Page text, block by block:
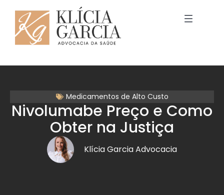
Medicamentos de Alto Custo
Nivolumabe Preço e Como
Obter na Justiça
Klícia Garcia Advocacia